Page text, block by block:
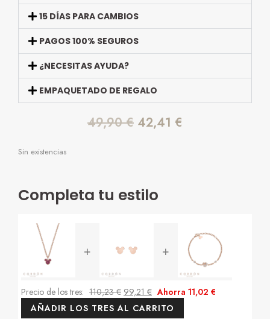
15 DÍAS PARA CAMBIOS
PAGOS 100% SEGUROS
¿NECESITAS AYUDA?
EMPAQUETADO DE REGALO
49,90€ 42,41 €
Sin existencias
Completa tu estilo
+ +
Precio de los tres: 110,23€ 99,21 € Ahorra 11,02 €
AÑADIR LOS TRES AL CARRITO